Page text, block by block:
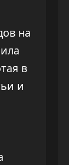
на
в
и